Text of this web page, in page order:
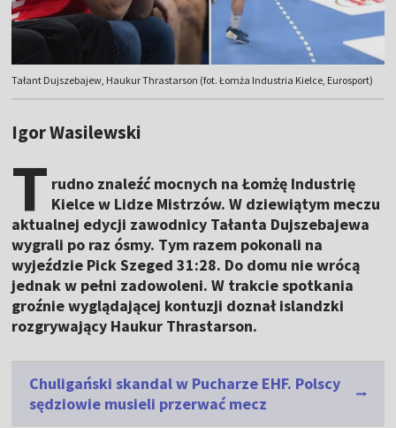
Tałant Dujszebajew, Haukur Thrastarson (fot. Łomża Industria Kielce, Eurosport)
Igor Wasilewski
T rudno znaleźć mocnych na Łomżę Industrię
Kielce w Lidze Mistrzów. W dziewiątym meczu
aktualnej edycji zawodnicy Tałanta Dujszebajewa
wygrali po raz ósmy. Tym razem pokonali na
wyjeździe Pick Szeged 31:28. Do domu nie wrócą
jednak w pełni zadowoleni. W trakcie spotkania
groźnie wyglądającej kontuzji doznał islandzki
rozgrywający Haukur Thrastarson.
Chuligański skandal w Pucharze EHF. Polscy
sędziowie musieli przerwać mecz